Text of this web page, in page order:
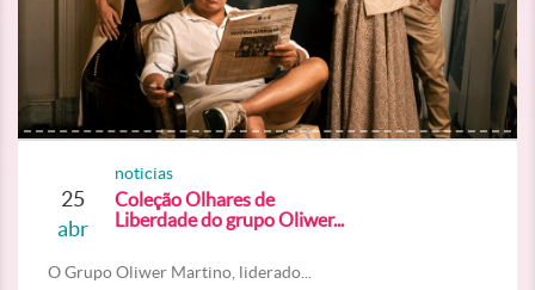
25
abr
noticias
Coleção Olhares de
Liberdade do grupo Oliwer...
O Grupo Oliwer Martino, liderado...